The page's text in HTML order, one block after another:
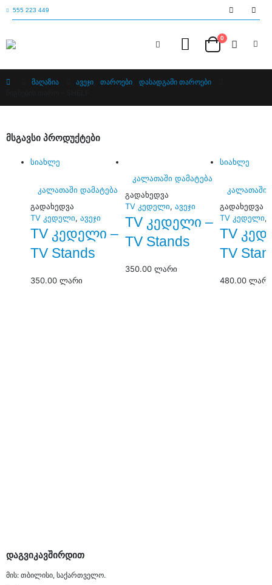
555 223 449
0
ᲛᲐᲦᲐᲖᲘᲐ ᲐᲕᲔᲯᲘ ᲗᲐᲠᲝᲔᲑᲘ
ᲓᲐᲡᲐᲓᲒᲐᲛᲘ ᲗᲐᲠᲝᲔᲑᲘ
ᲛᲡᲒᲐᲕᲡᲘ ᲞᲠᲝᲓᲣᲥᲢᲔᲑᲘ
სიახლე
კალათაში დამატება
გადახედვა
TV კედელი, ავეჯი
TV კედელი –
TV Stands
350.00 ლარი
კალათაში დამატება
გადახედვა
TV კედელი, ავეჯი
TV კედელი –
TV Stands
350.00 ლარი
სიახლე
კალათაში
გადახედვა
TV კედელი,
TV
TV
480.00 ლარი
ᲓᲐᲒᲕᲘᲙᲐᲕᲨᲘᲠᲓᲘᲗ
მის: თბილისი, საქართველო.